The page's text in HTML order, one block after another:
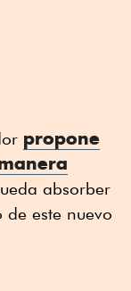
propone
absorber
este nuevo